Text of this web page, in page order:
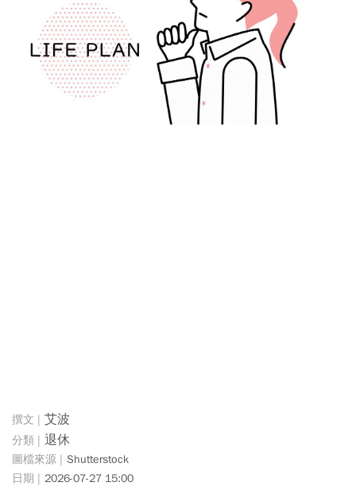
艾波
退休
Shutterstock
2026-07-27 15:00